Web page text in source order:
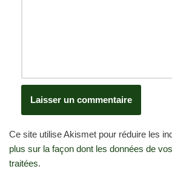
Ce site utilise Akismet pour réduire les
plus sur la façon dont les données de
traitées.